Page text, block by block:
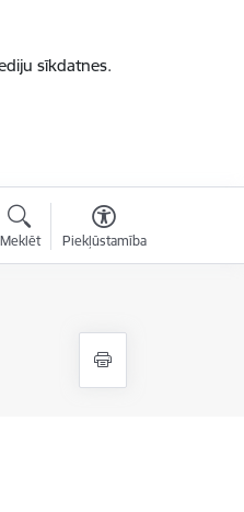
sīkdatnes.
Meklēt Piekļūstamība